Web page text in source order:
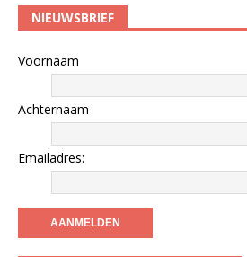
NIEUWSBRIEF
Voornaam
Achternaam
Emailadres: